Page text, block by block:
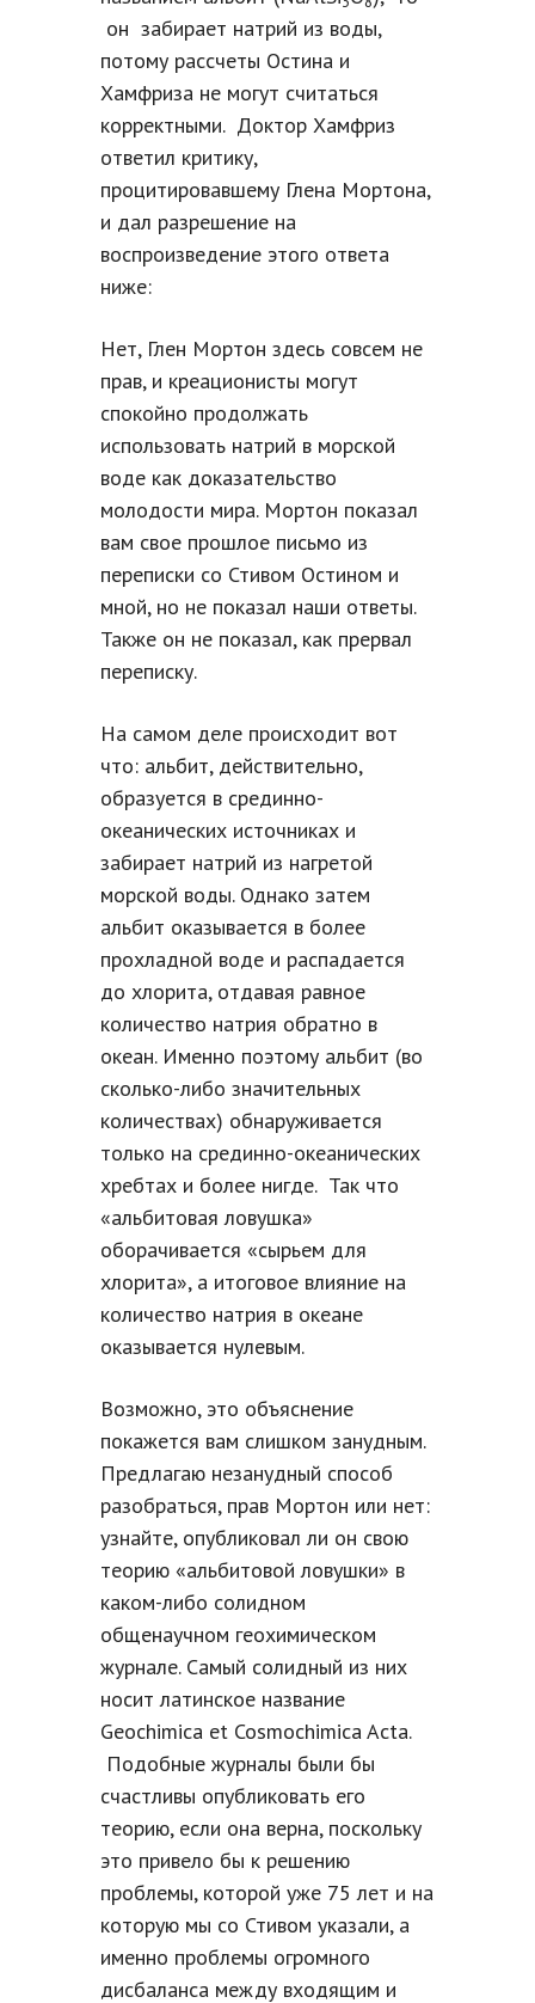
он забирает натрий из воды,
потому рассчеты Остина и
Хамфриза не могут считаться
корректными. Доктор Хамфриз
ответил критику,
процитировавшему Глена Мортона,
и дал разрешение на
воспроизведение этого ответа
ниже:
Нет, Глен Мортон здесь совсем не
прав, и креационисты могут
спокойно продолжать
использовать натрий в морской
воде как доказательство
молодости мира. Мортон показал
вам свое прошлое письмо из
переписки со Стивом Остином и
мной, но не показал наши ответы.
Также он не показал, как прервал
переписку.
На самом деле происходит вот
что: альбит, действительно,
образуется в срединно-
океанических источниках и
забирает натрий из нагретой
морской воды. Однако затем
альбит оказывается в более
прохладной воде и распадается
до хлорита, отдавая равное
количество натрия обратно в
океан. Именно поэтому альбит (во
сколько-либо значительных
количествах) обнаруживается
только на срединно-океанических
хребтах и более нигде. Так что
«альбитовая ловушка»
оборачивается «сырьем для
хлорита», а итоговое влияние на
количество натрия в океане
оказывается нулевым.
Возможно, это объяснение
покажется вам слишком занудным.
Предлагаю незанудный способ
разобраться, прав Мортон или нет:
узнайте, опубликовал ли он свою
теорию «альбитовой ловушки» в
каком-либо солидном
общенаучном геохимическом
журнале. Самый солидный из них
носит латинское название
Geochimica et Cosmochimica Acta.
Подобные журналы были бы
счастливы опубликовать его
теорию, если она верна, поскольку
это привело бы к решению
проблемы, которой уже 75 лет и на
которую мы со Стивом указали, а
именно проблемы огромного
дисбаланса между входящим и